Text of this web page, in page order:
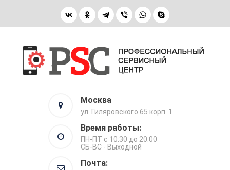
Москва
ул. Гиляровского 65 корп. 1
Время работы:
ПН-ПТ с 10:30 до 20:00
СБ-ВС - Выходной
Почта: